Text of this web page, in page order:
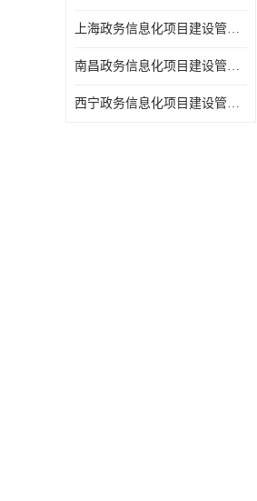
上海政务信息化项目建设管理办法机构
南昌政务信息化项目建设管理办法实验室
西宁政务信息化项目建设管理办法报告